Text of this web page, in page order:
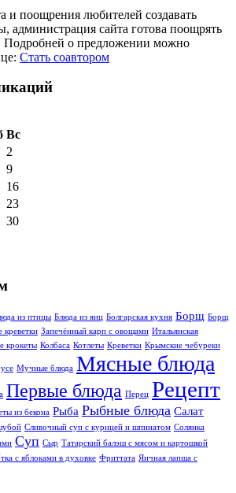
и поощрения любителей создавать
администрация сайта готова поощрять
Подробней о предложении можно
Стать соавтором
Вс
2
9
16
23
30
из птицы Блюда из яиц Болгарская кухня Борщ Борщ
Запечённый карп с овощами Итальянская
крокеты Колбаса Котлеты Креветки Крымские чебуреки
Мучные блюда Мясные блюда
Первые блюда Перец Рецепт
из бекона Рыба Рыбные блюда Салат
Сливочный суп с курицей и шпинатом Солянка
Суп Сыр Татарский балэш с мясом и картошкой
с яблоками в духовке Фриттата Яичная лапша с